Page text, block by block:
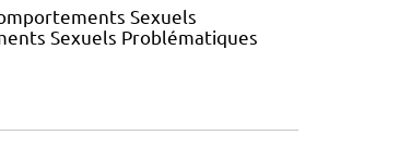
Sexuels
Sexuels Problématiques